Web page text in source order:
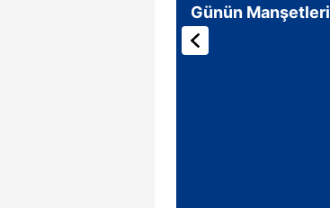
Günün Manşetleri